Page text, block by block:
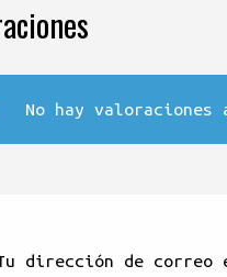
No hay valoraciones
dirección de correo